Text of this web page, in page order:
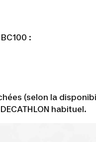
:
(selon la
habituel.